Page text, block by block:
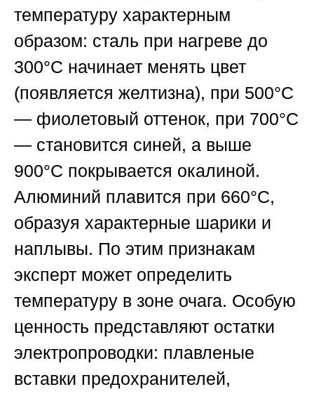
температуру характерным
образом: сталь при нагреве до
300°C начинает менять цвет
(появляется желтизна), при 500°C
— фиолетовый оттенок, при 700°C
— становится синей, а выше
900°C покрывается окалиной.
Алюминий плавится при 660°C,
образуя характерные шарики и
наплывы. По этим признакам
эксперт может определить
температуру в зоне очага. Особую
ценность представляют остатки
электропроводки: плавленые
вставки предохранителей,